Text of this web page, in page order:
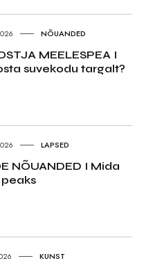
NÕUANDED
MEELESPEA I
suvekodu targalt?
LAPSED
NÕUANDED I Mida
KUNST